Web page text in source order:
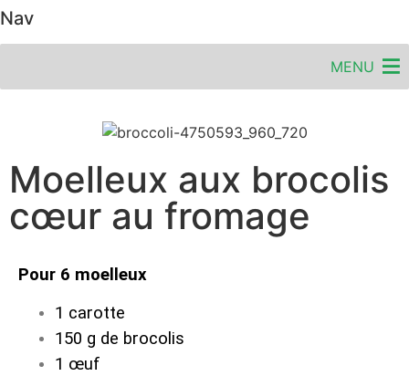
Nav
MENU
Moelleux aux brocolis
cœur au fromage
Pour 6 moelleux
1 carotte
150 g de brocolis
1 œuf